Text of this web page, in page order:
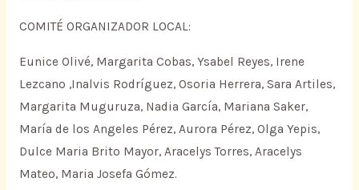
COMITÉ ORGANIZADOR LOCAL:
Eunice Olivé, Margarita Cobas, Ysabel Reyes, Irene
Lezcano ,Inalvis Rodríguez, Osoria Herrera, Sara Artiles,
Margarita Muguruza, Nadia García, Mariana Saker,
María de los Angeles Pérez, Aurora Pérez, Olga Yepis,
Dulce Maria Brito Mayor, Aracelys Torres, Aracelys
Mateo, Maria Josefa Gómez.